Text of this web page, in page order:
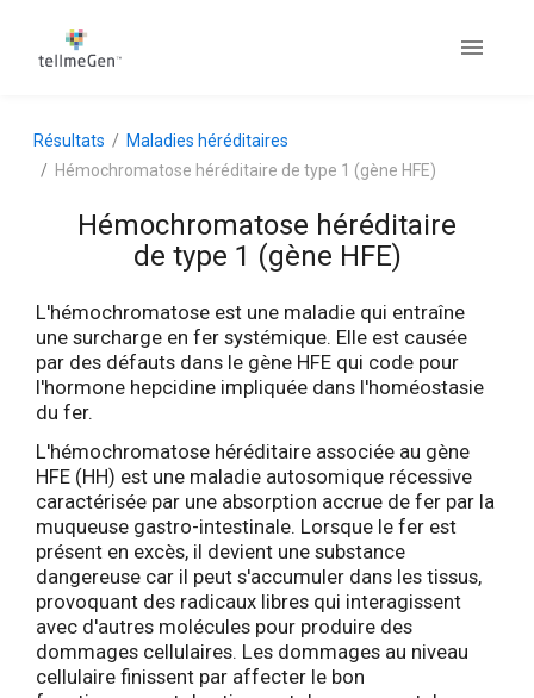
Résultats
Maladies héréditaires
Hémochromatose héréditaire de type 1 (gène HFE)
Hémochromatose héréditaire
de type 1 (gène HFE)
L'hémochromatose est une maladie qui entraîne
une surcharge en fer systémique. Elle est causée
par des défauts dans le gène HFE qui code pour
l'hormone hepcidine impliquée dans l'homéostasie
du fer.
L'hémochromatose héréditaire associée au gène
HFE (HH) est une maladie autosomique récessive
caractérisée par une absorption accrue de fer par la
muqueuse gastro-intestinale. Lorsque le fer est
présent en excès, il devient une substance
dangereuse car il peut s'accumuler dans les tissus,
provoquant des radicaux libres qui interagissent
avec d'autres molécules pour produire des
dommages cellulaires. Les dommages au niveau
cellulaire finissent par affecter le bon